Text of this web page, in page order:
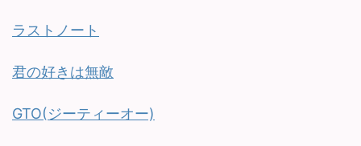
ラストノート
君の好きは無敵
GTO(ジーティーオー)